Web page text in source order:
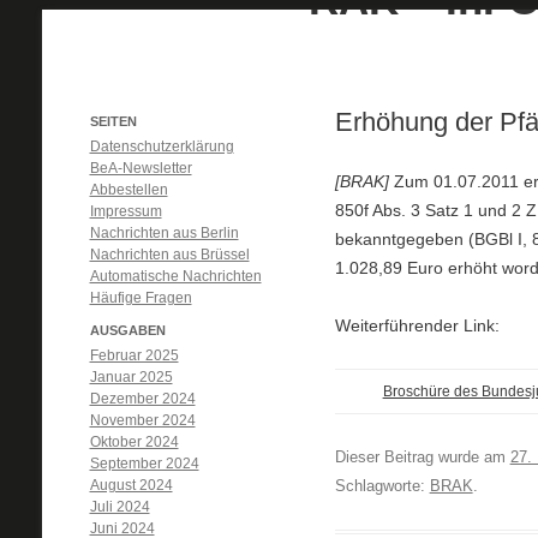
Erhöhung der
[BRAK] Zum 01.07.2011
850f Abs. 3 Satz 1 und 2
bekanntgegeben (BGBl I,
1.028,89 Euro erhöht
Weiterführender Link:
Broschüre des
Dieser Beitrag wurde am 27.
Schlagworte: BRAK.
SEITEN
Datenschutzerklärung
BeA-Newsletter
Abbestellen
Impressum
Nachrichten aus Berlin
Nachrichten aus Brüssel
Automatische Nachrichten
Häufige Fragen
AUSGABEN
Februar 2025
Januar 2025
Dezember 2024
November 2024
Oktober 2024
September 2024
August 2024
Juli 2024
Juni 2024